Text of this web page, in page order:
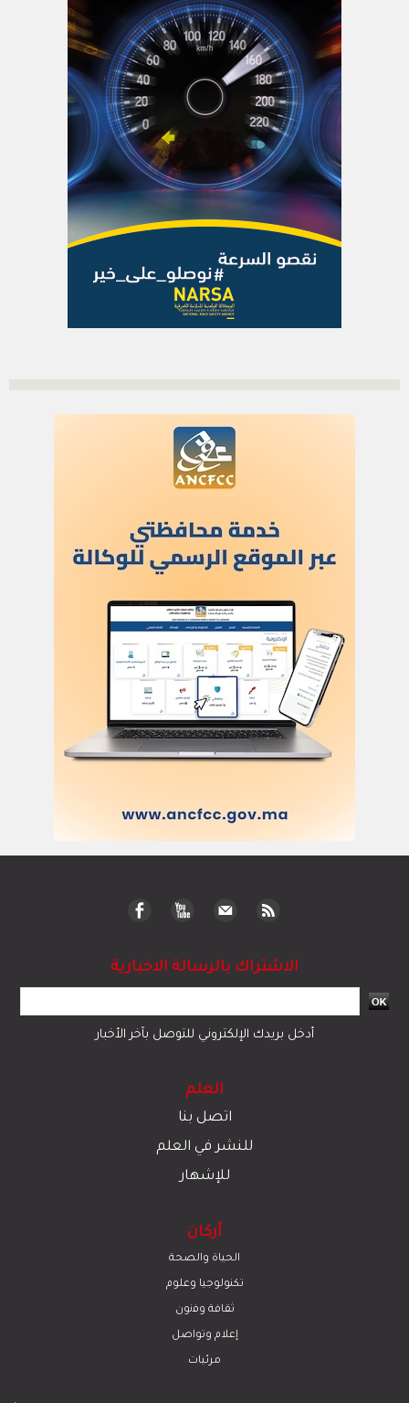
الاشتراك بالرسالة الاخبارية
أدخل بريدك الإلكتروني للتوصل بآخر الأخبار
العلم
اتصل بنا
للنشر في العلم
للإشهار
أركان
الحياة والصحة
تكنولوجيا وعلوم
ﺛﻘﺎﻓﺔ وﻓﻧون
إعلام وتواصل
مرئيات